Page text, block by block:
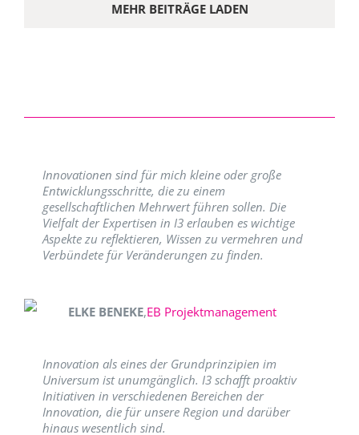
MEHR BEITRÄGE LADEN
Innovationen sind für mich kleine oder große
Entwicklungsschritte, die zu einem
gesellschaftlichen Mehrwert führen sollen. Die
Vielfalt der Expertisen in I3 erlauben es wichtige
Aspekte zu reflektieren, Wissen zu vermehren und
Verbündete für Veränderungen zu finden.
ELKE BENEKE,EB Projektmanagement
Innovation als eines der Grundprinzipien im
Universum ist unumgänglich. I3 schafft proaktiv
Initiativen in verschiedenen Bereichen der
Innovation, die für unsere Region und darüber
hinaus wesentlich sind.